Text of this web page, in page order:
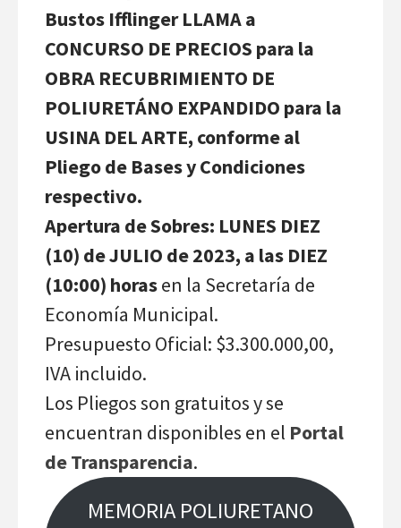
Bustos Ifflinger LLAMA a
CONCURSO DE PRECIOS para la
OBRA RECUBRIMIENTO DE
POLIURETÁNO EXPANDIDO para la
USINA DEL ARTE, conforme al
Pliego de Bases y Condiciones
respectivo.
Apertura de Sobres: LUNES DIEZ
(10) de JULIO de 2023, a las DIEZ
(10:00) horasen la Secretaría de
Economía Municipal.
Presupuesto Oficial: $3.300.000,00,
IVA incluido.
Los Pliegos son gratuitos y se
encuentran disponibles en el Portal
de Transparencia.
MEMORIA POLIURETANO